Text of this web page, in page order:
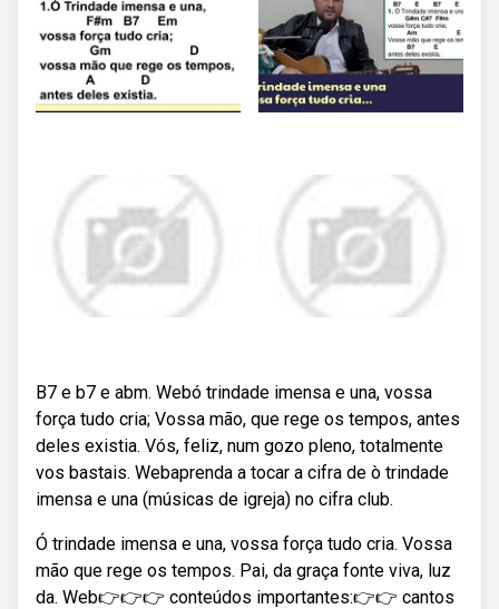
B7 e b7 e abm. Webó trindade imensa e una, vossa
força tudo cria; Vossa mão, que rege os tempos, antes
deles existia. Vós, feliz, num gozo pleno, totalmente
vos bastais. Webaprenda a tocar a cifra de ò trindade
imensa e una (músicas de igreja) no cifra club.
Ó trindade imensa e una, vossa força tudo cria. Vossa
mão que rege os tempos. Pai, da graça fonte viva, luz
da. Web👉👉👉 conteúdos importantes:👉👉 cantos